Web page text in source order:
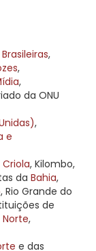
,
,
,
da ONU
,
e
Criola, Kilombo,
da Bahia,
, Rio Grande do
de
,
e das